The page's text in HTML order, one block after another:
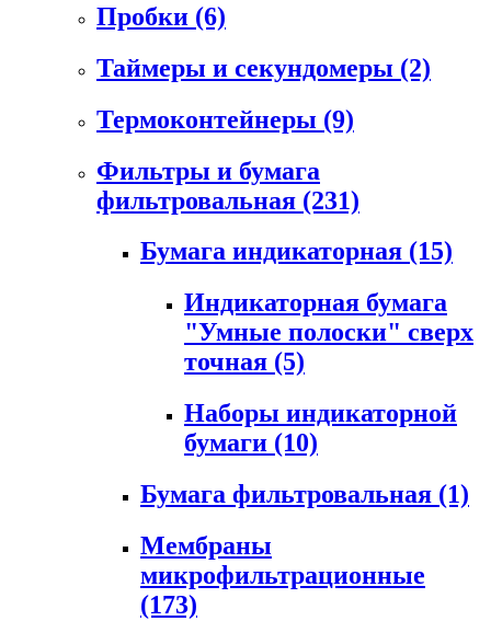
Пробки (6)
Таймеры и секундомеры (2)
Термоконтейнеры (9)
Фильтры и бумага
фильтровальная (231)
Бумага индикаторная (15)
Индикаторная бумага
"Умные полоски" сверх
точная (5)
Наборы индикаторной
бумаги (10)
Бумага фильтровальная (1)
Мембраны
микрофильтрационные
(173)